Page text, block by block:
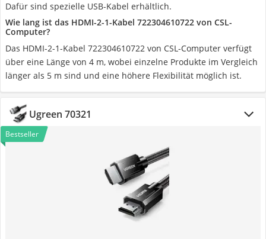
Dafür sind spezielle USB-Kabel erhältlich.
Wie lang ist das HDMI-2-1-Kabel 722304610722 von CSL-
Computer?
Das HDMI-2-1-Kabel 722304610722 von CSL-Computer verfügt
über eine Länge von 4 m, wobei einzelne Produkte im Vergleich
länger als 5 m sind und eine höhere Flexibilität möglich ist.
Ugreen 70321
Bestseller